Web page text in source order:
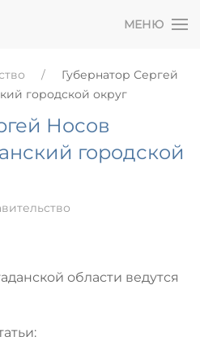
МЕНЮ
Губернатор Сергей
городской округ
Носов
городской
области ведутся